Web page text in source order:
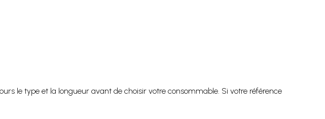
le type et la longueur avant de choisir votre consommable. Si votre référence